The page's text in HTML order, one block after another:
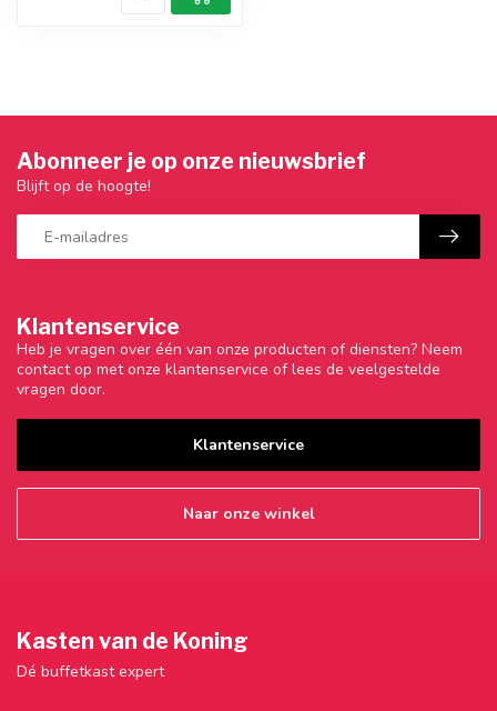
Klantenservice
Heb je vragen over één van onze producten of diensten? Neem
contact op met onze klantenservice of lees de veelgestelde
vragen door.
Klantenservice
Naar onze winkel
Abonneer je op onze nieuwsbrief
Blijft op de hoogte!
Kasten van de Koning
Dé buffetkast expert